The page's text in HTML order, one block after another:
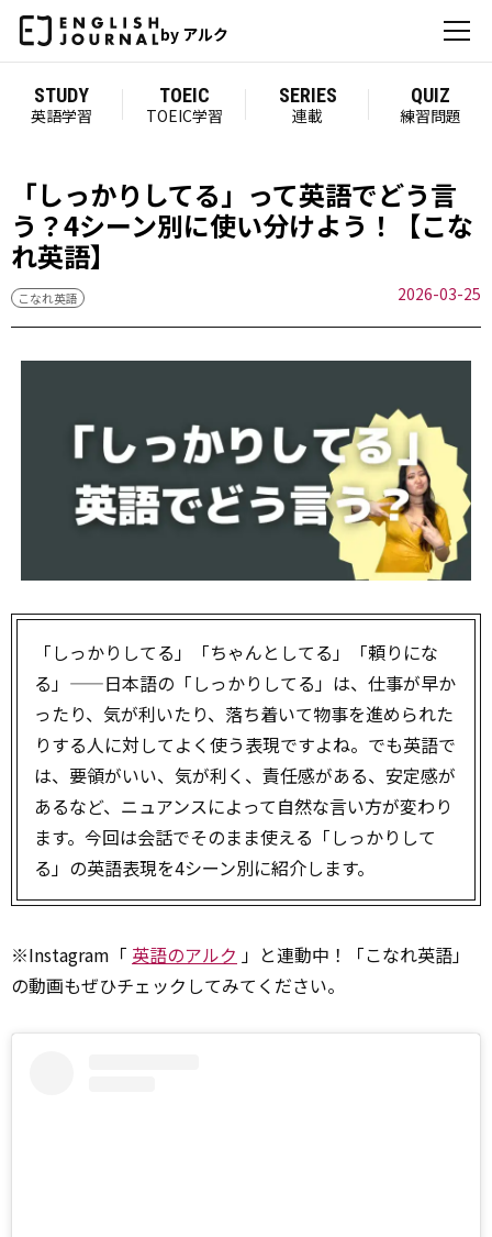
by アルク
STUDY
英語学習
TOEIC
TOEIC学習
SERIES
連載
QUIZ
練習問題
「しっかりしてる」って英語でどう言
う？4シーン別に使い分けよう！【こな
れ英語】
こなれ英語 2026-03-25
「しっかりしてる」「ちゃんとしてる」「頼りにな
る」——日本語の「しっかりしてる」は、仕事が早か
ったり、気が利いたり、落ち着いて物事を進められた
りする人に対してよく使う表現ですよね。でも英語で
は、要領がいい、気が利く、責任感がある、安定感が
あるなど、ニュアンスによって自然な言い方が変わり
ます。今回は会話でそのまま使える「しっかりして
る」の英語表現を4シーン別に紹介します。
※Instagram「 英語のアルク 」と連動中！「こなれ英語」
の動画もぜひチェックしてみてください。